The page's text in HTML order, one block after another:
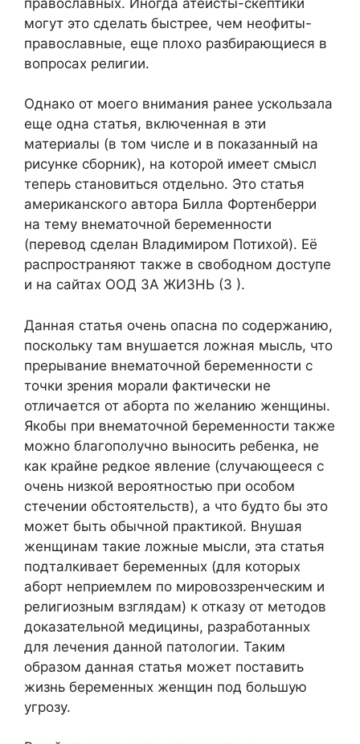
могут это сделать быстрее, чем неофиты-
православные, еще плохо разбирающиеся в
вопросах религии.
Однако от моего внимания ранее ускользала
еще одна статья, включенная в эти
материалы (в том числе и в показанный на
рисунке сборник), на которой имеет смысл
теперь становиться отдельно. Это статья
американского автора Билла Фортенберри
на тему внематочной беременности
(перевод сделан Владимиром Потихой). Её
распространяют также в свободном доступе
и на сайтах ООД ЗА ЖИЗНЬ (3 ).
Данная статья очень опасна по содержанию,
поскольку там внушается ложная мысль, что
прерывание внематочной беременности с
точки зрения морали фактически не
отличается от аборта по желанию женщины.
Якобы при внематочной беременности также
можно благополучно выносить ребенка, не
как крайне редкое явление (случающееся с
очень низкой вероятностью при особом
стечении обстоятельств), а что будто бы это
может быть обычной практикой. Внушая
женщинам такие ложные мысли, эта статья
подталкивает беременных (для которых
аборт неприемлем по мировоззренческим и
религиозным взглядам) к отказу от методов
доказательной медицины, разработанных
для лечения данной патологии. Таким
образом данная статья может поставить
жизнь беременных женщин под большую
угрозу.